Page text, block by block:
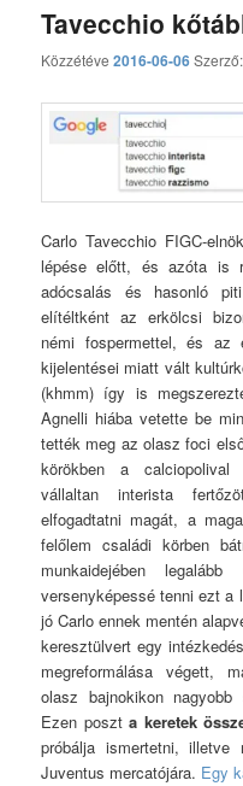
Tavecchio
Közzétéve2016-06-06
Carlo Tavecchio FIGC-
lépése előtt, és azóta is
adócsalás és hasonló
elítéltként az erkölcsi
némi fospermettel, és az
kijelentései miatt vált
(khmm) így is
Agnelli hiába vetette be
tették meg az olasz foci
körökben a calciopolival
vállaltan interista
elfogadtatni magát, a
felőlem családi körben
munkaidejében
versenyképessé tenni ezt
jó Carlo ennek mentén
keresztülvert egy
megreformálása végett,
olasz bajnokikon
Ezen poszta keretek
próbálja ismertetni,
Juventus mercatójára. Egy